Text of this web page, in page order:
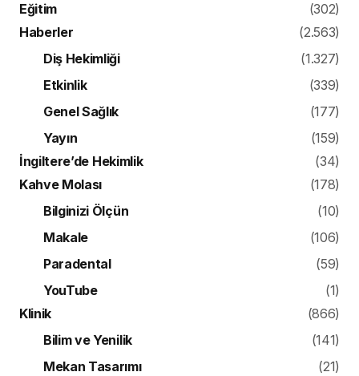
Eğitim
(302)
Haberler
(2.563)
Diş Hekimliği
(1.327)
Etkinlik
(339)
Genel Sağlık
(177)
Yayın
(159)
İngiltere’de Hekimlik
(34)
Kahve Molası
(178)
Bilginizi Ölçün
(10)
Makale
(106)
Paradental
(59)
YouTube
(1)
Klinik
(866)
Bilim ve Yenilik
(141)
Mekan Tasarımı
(21)